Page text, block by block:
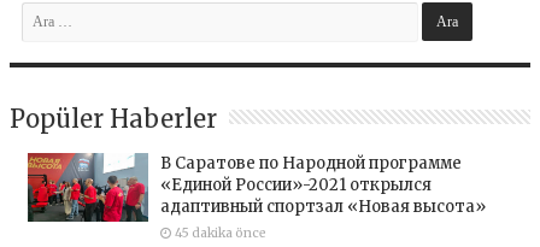
Popüler Haberler
В Саратове по Народной программе
«Единой России»-2021 открылся
адаптивный спортзал «Новая высота»
45 dakika önce